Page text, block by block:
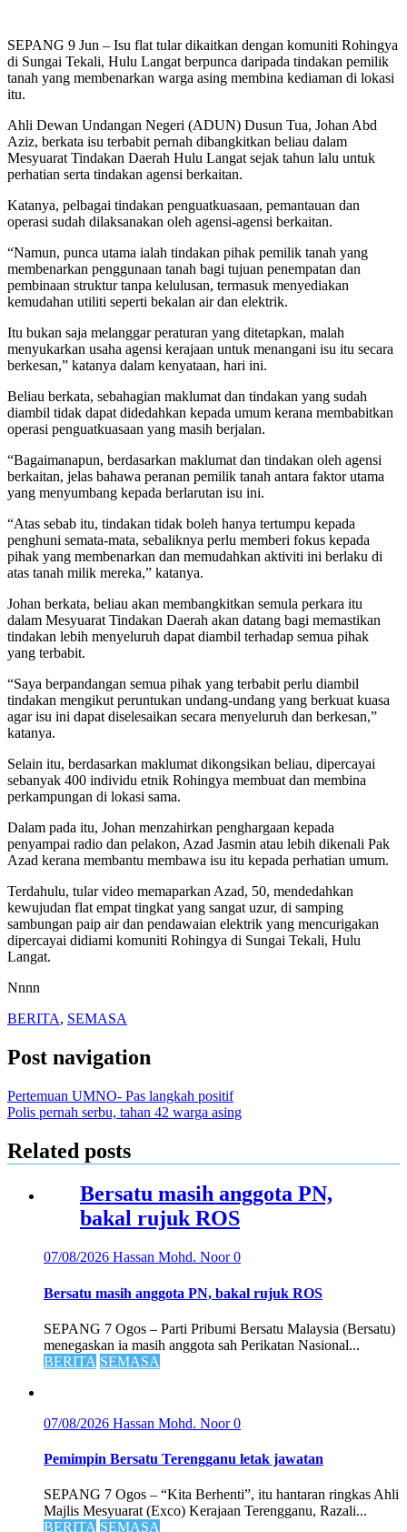
SEPANG 9 Jun – Isu flat tular dikaitkan dengan komuniti Rohingya
di Sungai Tekali, Hulu Langat berpunca daripada tindakan pemilik
tanah yang membenarkan warga asing membina kediaman di lokasi
itu.
Ahli Dewan Undangan Negeri (ADUN) Dusun Tua, Johan Abd
Aziz, berkata isu terbabit pernah dibangkitkan beliau dalam
Mesyuarat Tindakan Daerah Hulu Langat sejak tahun lalu untuk
perhatian serta tindakan agensi berkaitan.
Katanya, pelbagai tindakan penguatkuasaan, pemantauan dan
operasi sudah dilaksanakan oleh agensi-agensi berkaitan.
“Namun, punca utama ialah tindakan pihak pemilik tanah yang
membenarkan penggunaan tanah bagi tujuan penempatan dan
pembinaan struktur tanpa kelulusan, termasuk menyediakan
kemudahan utiliti seperti bekalan air dan elektrik.
Itu bukan saja melanggar peraturan yang ditetapkan, malah
menyukarkan usaha agensi kerajaan untuk menangani isu itu secara
berkesan,” katanya dalam kenyataan, hari ini.
Beliau berkata, sebahagian maklumat dan tindakan yang sudah
diambil tidak dapat didedahkan kepada umum kerana membabitkan
operasi penguatkuasaan yang masih berjalan.
“Bagaimanapun, berdasarkan maklumat dan tindakan oleh agensi
berkaitan, jelas bahawa peranan pemilik tanah antara faktor utama
yang menyumbang kepada berlarutan isu ini.
“Atas sebab itu, tindakan tidak boleh hanya tertumpu kepada
penghuni semata-mata, sebaliknya perlu memberi fokus kepada
pihak yang membenarkan dan memudahkan aktiviti ini berlaku di
atas tanah milik mereka,” katanya.
Johan berkata, beliau akan membangkitkan semula perkara itu
dalam Mesyuarat Tindakan Daerah akan datang bagi memastikan
tindakan lebih menyeluruh dapat diambil terhadap semua pihak
yang terbabit.
“Saya berpandangan semua pihak yang terbabit perlu diambil
tindakan mengikut peruntukan undang-undang yang berkuat kuasa
agar isu ini dapat diselesaikan secara menyeluruh dan berkesan,”
katanya.
Selain itu, berdasarkan maklumat dikongsikan beliau, dipercayai
sebanyak 400 individu etnik Rohingya membuat dan membina
perkampungan di lokasi sama.
Dalam pada itu, Johan menzahirkan penghargaan kepada
penyampai radio dan pelakon, Azad Jasmin atau lebih dikenali Pak
Azad kerana membantu membawa isu itu kepada perhatian umum.
Terdahulu, tular video memaparkan Azad, 50, mendedahkan
kewujudan flat empat tingkat yang sangat uzur, di samping
sambungan paip air dan pendawaian elektrik yang mencurigakan
dipercayai didiami komuniti Rohingya di Sungai Tekali, Hulu
Langat.
Nnnn
BERITA, SEMASA
Post navigation
Pertemuan UMNO- Pas langkah positif
Polis pernah serbu, tahan 42 warga asing
Related posts
Bersatu masih anggota PN,
bakal rujuk ROS
07/08/2026 Hassan Mohd. Noor0
Bersatu masih anggota PN, bakal rujuk ROS
SEPANG 7 Ogos – Parti Pribumi Bersatu Malaysia (Bersatu)
menegaskan ia masih anggota sah Perikatan Nasional...
BERITA SEMASA
07/08/2026 Hassan Mohd. Noor0
Pemimpin Bersatu Terengganu letak jawatan
SEPANG 7 Ogos – “Kita Berhenti”, itu hantaran ringkas Ahli
Majlis Mesyuarat (Exco) Kerajaan Terengganu, Razali...
BERITA SEMASA